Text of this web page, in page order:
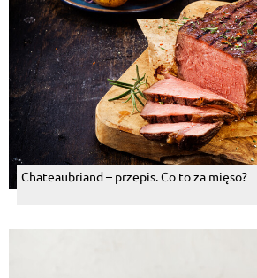
Chateaubriand – przepis. Co to za mięso?